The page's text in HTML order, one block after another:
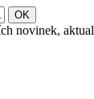
novinek,